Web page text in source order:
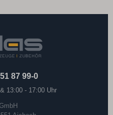
87 99-0
13:00 - 17:00 Uhr